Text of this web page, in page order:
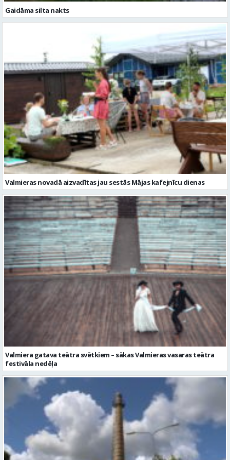
Gaidāma silta nakts
Valmieras novadā aizvadītas jau sestās Mājas kafejnīcu dienas
Valmiera gatava teātra svētkiem – sākas Valmieras vasaras teātra
festivāla nedēļa